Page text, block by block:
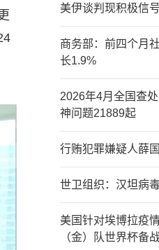
美伊谈判现积极信
商务部：前四个月
长1.9%
2026年4月全国查
神问题21889起
行贿犯罪嫌疑人薛
世卫组织：汉坦病
美国针对埃博拉疫
（金）队世界杯备